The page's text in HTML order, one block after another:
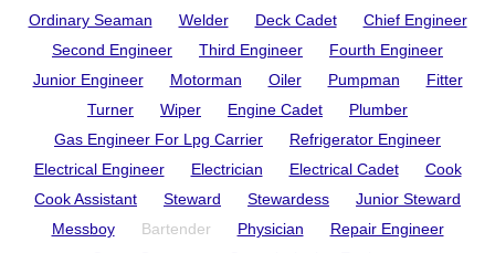
Ordinary Seaman
Welder Deck Cadet
Chief Engineer
Second Engineer
Third Engineer
Fourth Engineer
Junior Engineer
Motorman Oiler Pumpman
Fitter
Turner
Wiper Engine Cadet
Plumber
Gas Engineer For Lpg Carrier
Refrigerator Engineer
Electrical Engineer
Electrician Electrical Cadet
Cook
Cook Assistant
Steward Stewardess
Junior Steward
Messboy
Bartender Physician
Repair Engineer